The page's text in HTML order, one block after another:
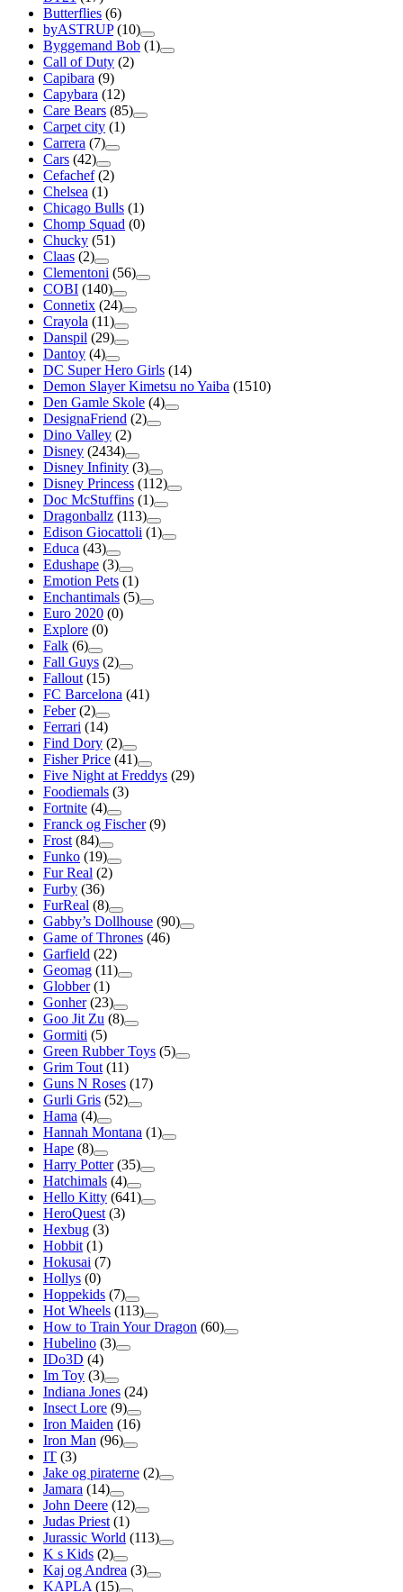
Butterflies (6)
byASTRUP (10)
Byggemand Bob (1)
Call of Duty (2)
Capibara (9)
Capybara (12)
Care Bears (85)
Carpet city (1)
Carrera (7)
Cars (42)
Cefachef (2)
Chelsea (1)
Chicago Bulls (1)
Chomp Squad (0)
Chucky (51)
Claas (2)
Clementoni (56)
COBI (140)
Connetix (24)
Crayola (11)
Danspil (29)
Dantoy (4)
DC Super Hero Girls (14)
Demon Slayer Kimetsu no Yaiba (1510)
Den Gamle Skole (4)
DesignaFriend (2)
Dino Valley (2)
Disney (2434)
Disney Infinity (3)
Disney Princess (112)
Doc McStuffins (1)
Dragonballz (113)
Edison Giocattoli (1)
Educa (43)
Edushape (3)
Emotion Pets (1)
Enchantimals (5)
Euro 2020 (0)
Explore (0)
Falk (6)
Fall Guys (2)
Fallout (15)
FC Barcelona (41)
Feber (2)
Ferrari (14)
Find Dory (2)
Fisher Price (41)
Five Night at Freddys (29)
Foodiemals (3)
Fortnite (4)
Franck og Fischer (9)
Frost (84)
Funko (19)
Fur Real (2)
Furby (36)
FurReal (8)
Gabby’s Dollhouse (90)
Game of Thrones (46)
Garfield (22)
Geomag (11)
Globber (1)
Gonher (23)
Goo Jit Zu (8)
Gormiti (5)
Green Rubber Toys (5)
Grim Tout (11)
Guns N Roses (17)
Gurli Gris (52)
Hama (4)
Hannah Montana (1)
Hape (8)
Harry Potter (35)
Hatchimals (4)
Hello Kitty (641)
HeroQuest (3)
Hexbug (3)
Hobbit (1)
Hokusai (7)
Hollys (0)
Hoppekids (7)
Hot Wheels (113)
How to Train Your Dragon (60)
Hubelino (3)
IDo3D (4)
Im Toy (3)
Indiana Jones (24)
Insect Lore (9)
Iron Maiden (16)
Iron Man (96)
IT (3)
Jake og piraterne (2)
Jamara (14)
John Deere (12)
Judas Priest (1)
Jurassic World (113)
K s Kids (2)
Kaj og Andrea (3)
KAPLA (15)